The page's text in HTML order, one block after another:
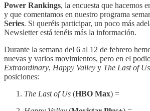
Power Rankings, la encuesta que hacemos
y que comentamos en nuestro programa
Series. Si queréis participar, un poco más
Newsletter está tenéis más la información.
Durante la semana del 6 al 12 de febrero
nuevas y varios movimientos, pero en el
Extraordinary, Happy Valley y The Last of Us
posiciones:
The Last of Us (HBO Max) =